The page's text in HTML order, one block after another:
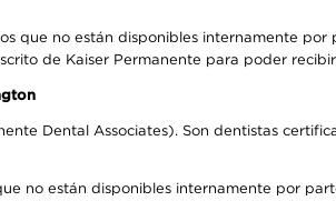
que no están disponibles internamente
de Kaiser Permanente para poder
Dental Associates). Son dentistas
no están disponibles internamente por